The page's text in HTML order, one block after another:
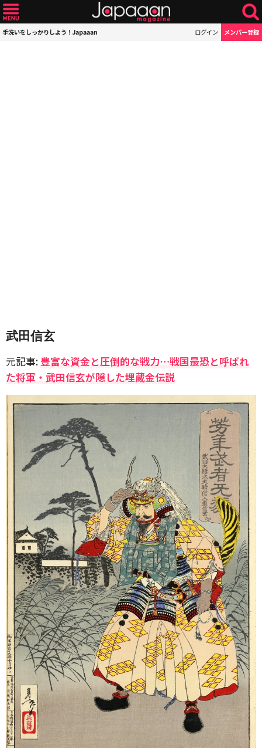
手洗いをしっかりしよう！Japaaan ログイン メンバー登録
武田信玄
元記事:豊富な資金と圧倒的な戦力…戦国最恐と呼ばれ
た将軍・武田信玄が隠した埋蔵金伝説